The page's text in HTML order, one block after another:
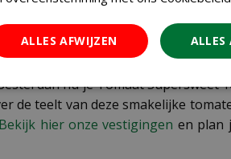
bladeren. Geef de planten
dan nu je Tomaat Supersweet
teelt van deze smakelijke
Bekijk hier onze vestigingen en plan
ALLES
ALLES AFWIJZEN